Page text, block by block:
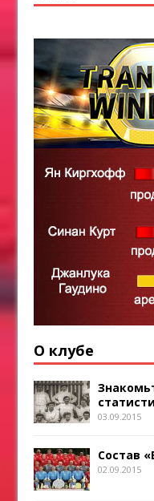
О клубе
03.09.2015
Состав
02.09.2015